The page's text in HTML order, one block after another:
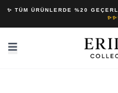
✨ TÜM ÜRÜNLERDE %20